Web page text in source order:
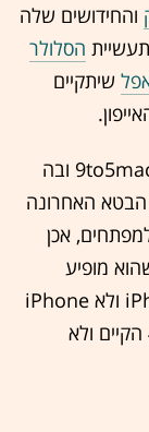
והחידושים שלה
הסלולר
שיתקיים
לידיעה שפרסם הבלוג 9to5mac ובה
הבטא האחרונה
אכן
מופיע
בקבצי המערכת של התוכנה) הוא iPhone 4s ולא iPhone
5. המשמעות היא שדרוג של דגם האייפון 4 הקיים ולא